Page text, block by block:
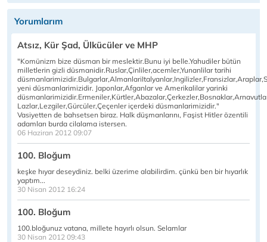
Yorumlarım
Atsız, Kür Şad, Ülkücüler ve MHP
"Komünizm bize düsman bir meslektir.Bunu iyi belle.Yahudiler bütün
milletlerin gizli düsmanidir.Ruslar,Çinliler,acemler,Yunanlilar tarihi
yeni düsmanlarimizidir. Japonlar,Afganlar ve Amerikalilar yarinki
Lazlar,Lezgiler,Gürcüler,Çeçenler içerdeki düsmanlarimizidir."
Vasiyetten de bahsetsen biraz. Halk düşmanlarını, Faşist Hitler özentili
adamları burda cilalama istersen.
06 Haziran 2012 09:07
100. Bloğum
keşke hıyar deseydiniz. belki üzerime alabilirdim. çünkü ben bir hıyarlık
yaptım...
30 Nisan 2012 16:24
100. Bloğum
100.bloğunuz vatana, millete hayırlı olsun. Selamlar
30 Nisan 2012 09:43